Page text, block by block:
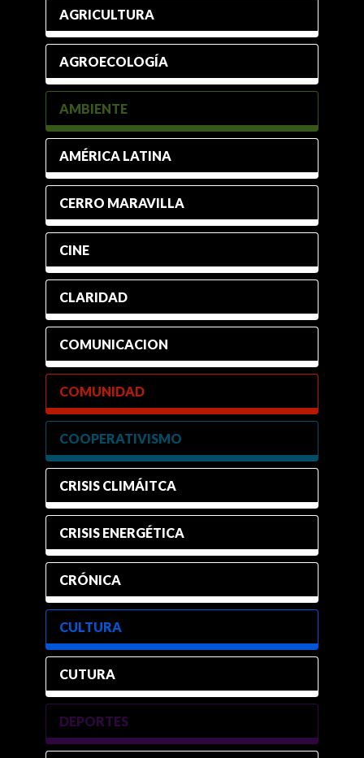
AGRICULTURA
AGROECOLOGÍA
AMBIENTE
AMÉRICA LATINA
CERRO MARAVILLA
CINE
CLARIDAD
COMUNICACION
COMUNIDAD
COOPERATIVISMO
CRISIS CLIMÁITCA
CRISIS ENERGÉTICA
CRÓNICA
CULTURA
CUTURA
DEPORTES